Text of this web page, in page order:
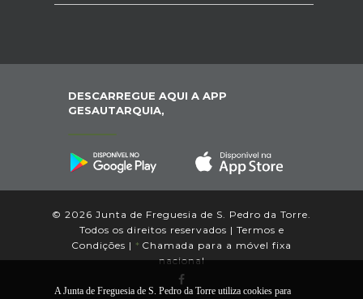
DESCARREGUE AQUI A APP
GESAUTARQUIA,
© 2026 Junta de Freguesia de S. Pedro da Torre.
Todos os direitos reservados | Termos e
Condições | * Chamada para a móvel fixa
nacional
A Junta de Freguesia de S. Pedro da Torre utiliza cookies para